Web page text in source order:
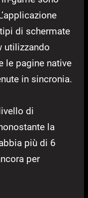
di schermate
utilizzando
le pagine native
in sincronia.
di
la
più di 6
per